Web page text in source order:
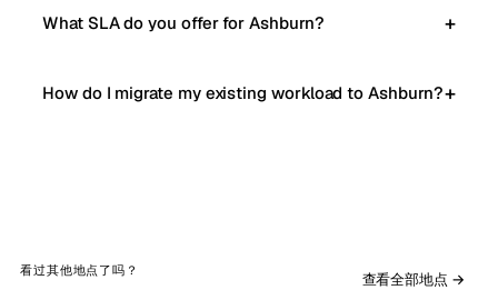
What SLA do you offer for Ashburn?
How do I migrate my existing workload to Ashburn?
看过其他地点了吗？ 查看全部地点 →